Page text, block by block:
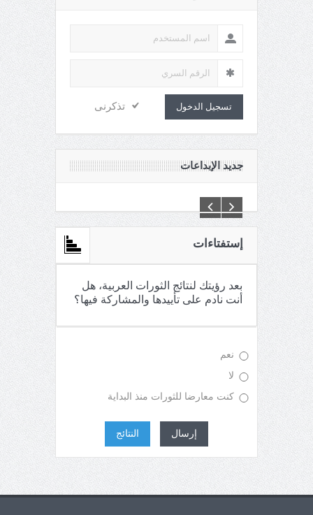
تسجيل الدخول تذكرنى
جديد الإبداعات
إستفتاءات
بعد رؤيتك لنتائج الثورات العربية، هل
أنت نادم على تأييدها والمشاركة فيها؟
نعم
لا
كنت معارضا للثورات منذ البداية
إرسال النتائج